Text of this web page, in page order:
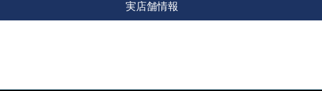
実店舗情報